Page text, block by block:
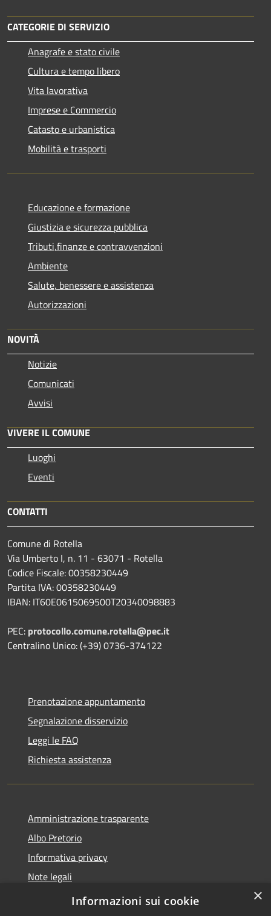
CATEGORIE DI SERVIZIO
Anagrafe e stato civile
Cultura e tempo libero
Vita lavorativa
Imprese e Commercio
Catasto e urbanistica
Mobilità e trasporti
Educazione e formazione
Giustizia e sicurezza pubblica
Tributi,finanze e contravvenzioni
Ambiente
Salute, benessere e assistenza
Autorizzazioni
NOVITÀ
Notizie
Comunicati
Avvisi
VIVERE IL COMUNE
Luoghi
Eventi
CONTATTI
Comune di Rotella
Via Umberto I, n. 11 - 63071 - Rotella
Codice Fiscale: 00358230449
Partita IVA: 00358230449
IBAN: IT60E0615069500T20340098883
PEC: protocollo.comune.rotella@pec.it
Centralino Unico: (+39) 0736-374122
Prenotazione appuntamento
Segnalazione disservizio
Leggi le FAQ
Richiesta assistenza
Amministrazione trasparente
Albo Pretorio
Informativa privacy
Note legali
Dichiarazione di accessibilità
×
Informazioni sui cookie